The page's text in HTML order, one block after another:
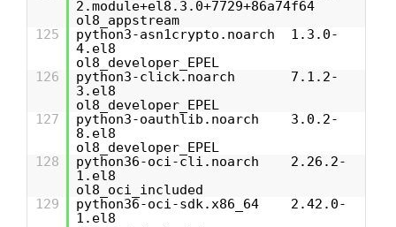
2.module+el8.3.0+7729+86a74f64
ol8_appstream
125
python3-asn1crypto.noarch 1.3.0-
4.el8
ol8_developer_EPEL
126
python3-click.noarch 7.1.2-
3.el8
ol8_developer_EPEL
127
python3-oauthlib.noarch 3.0.2-
8.el8
ol8_developer_EPEL
128
python36-oci-cli.noarch 2.26.2-
1.el8
ol8_oci_included
129
python36-oci-sdk.x86_64 2.42.0-
1.el8